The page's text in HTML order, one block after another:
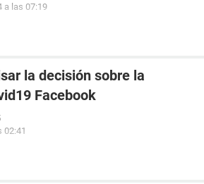
a las 07:19
la decisión sobre la
Facebook
02:41